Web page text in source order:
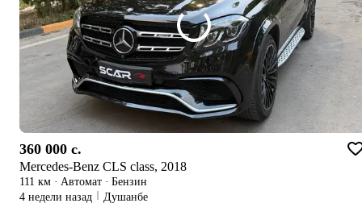
360 000 c.
Mercedes-Benz CLS class, 2018
111 км · Автомат · Бензин
4 недели назад
Душанбе